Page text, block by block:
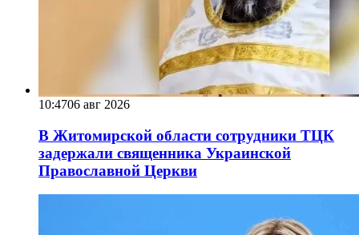
10:4706 авг 2026
В Житомирской области сотрудники ТЦК
задержали священника Украинской
Православной Церкви